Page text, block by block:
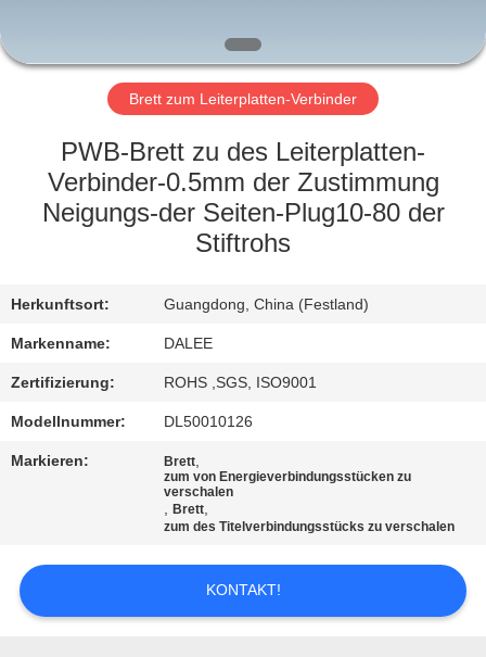
FABRIK-
AUSFLUG
QUALITÄTSKONTROLLE
MIT
UNS
IN
VERBINDUNG
EIN
ZITAT
Brett zum Leiterplatten-Verbinder
PWB-Brett zu des Leiterplatten-
Verbinder-0.5mm der Zustimmung
Neigungs-der Seiten-Plug10-80 der
Stiftrohs
Herkunftsort: Guangdong, China (Festland)
Markenname: DALEE
Zertifizierung: ROHS ,SGS, ISO9001
Modellnummer: DL50010126
Markieren: Brett,
zum von Energieverbindungsstücken zu
verschalen
,Brett,
zum des Titelverbindungsstücks zu verschalen
KONTAKT!